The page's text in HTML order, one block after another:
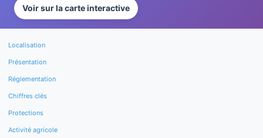
Voir sur la carte interactive
Localisation
Présentation
Réglementation
Chiffres clés
Protections
Activité agricole